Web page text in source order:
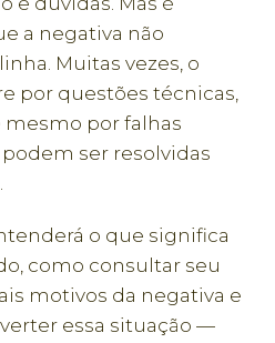
a negativa não
Muitas vezes, o
por questões técnicas,
por falhas
ser resolvidas
o que significa
como consultar seu
motivos da negativa e
essa situação —